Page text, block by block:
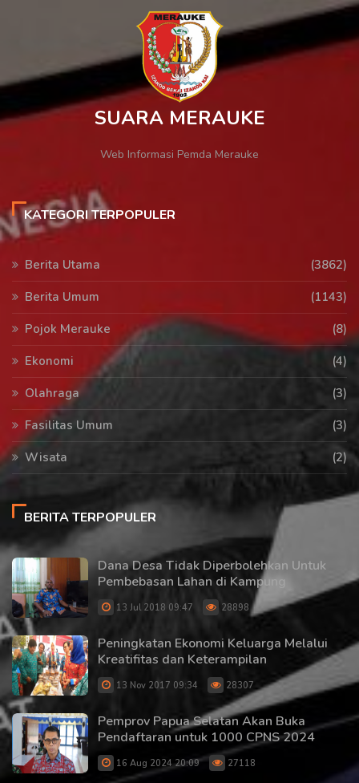
SUARA MERAUKE
Web Informasi Pemda Merauke
KATEGORI TERPOPULER
Berita Utama
(3862)
Berita Umum
(1143)
Pojok Merauke
(8)
Ekonomi
(4)
Olahraga
(3)
Fasilitas Umum
(3)
Wisata
(2)
BERITA TERPOPULER
Dana Desa Tidak Diperbolehkan Untuk
Pembebasan Lahan di Kampung
13 Jul 2018 09:47 28898
Peningkatan Ekonomi Keluarga Melalui
Kreatifitas dan Keterampilan
13 Nov 2017 09:34 28307
Pemprov Papua Selatan Akan Buka
Pendaftaran untuk 1000 CPNS 2024
16 Aug 2024 20:09 27118